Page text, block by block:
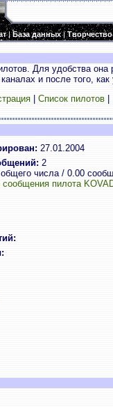
|База данных|Творчество
Для удобства
и после того,
Список пилотов
27.01.2004
2
общего числа / 0.00
сообщения пилота